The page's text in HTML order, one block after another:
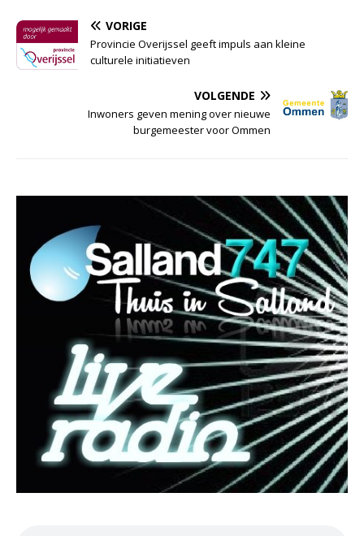
VORIGE
Provincie Overijssel geeft impuls aan kleine
culturele initiatieven
VOLGENDE
Inwoners geven mening over nieuwe
burgemeester voor Ommen